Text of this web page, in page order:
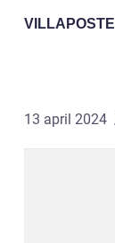
13 april 2024